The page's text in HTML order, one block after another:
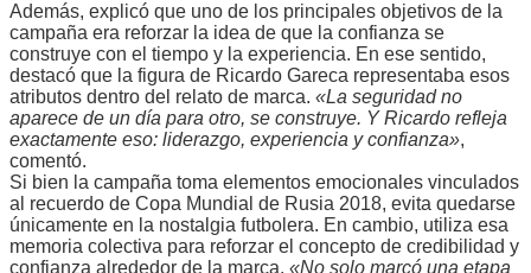
Además, explicó que uno de los principales objetivos de la
campaña era reforzar la idea de que la confianza se
construye con el tiempo y la experiencia. En ese sentido,
destacó que la figura de Ricardo Gareca representaba esos
atributos dentro del relato de marca. «La seguridad no
aparece de un día para otro, se construye. Y Ricardo refleja
exactamente eso: liderazgo, experiencia y confianza»,
comentó.
Si bien la campaña toma elementos emocionales vinculados
al recuerdo de Copa Mundial de Rusia 2018, evita quedarse
únicamente en la nostalgia futbolera. En cambio, utiliza esa
memoria colectiva para reforzar el concepto de credibilidad y
confianza alrededor de la marca. «No solo marcó una etapa